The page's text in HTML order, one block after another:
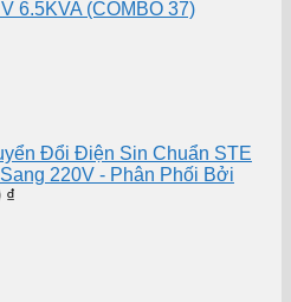
6.5KVA (COMBO 37)
Đổi Điện Sin Chuẩn STE
220V - Phân Phối Bởi
₫